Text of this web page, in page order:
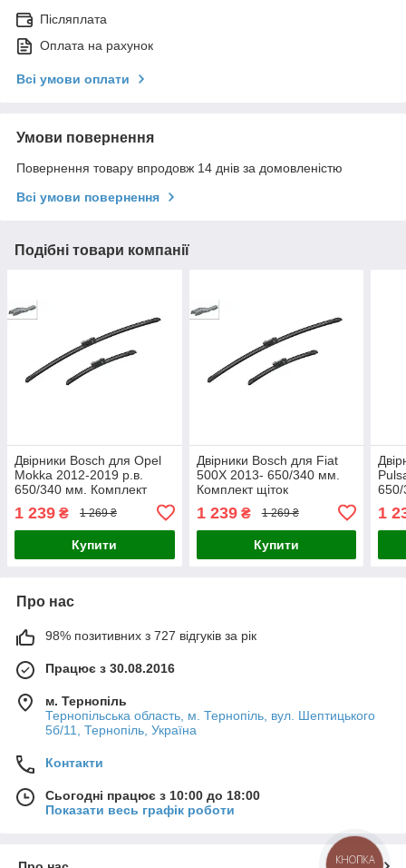
Післяплата
Оплата на рахунок
Всі умови оплати
Умови повернення
Повернення товару впродовж 14 днів за домовленістю
Всі умови повернення
Подібні товари компанії
Двірники Bosch для Opel
Mokka 2012-2019 р.в.
650/340 мм. Комплект
Aerotwin безкаркасних
1 239 ₴ 1 269 ₴
Купити
Двірники Bosch для Fiat
500X 2013- 650/340 мм.
Комплект щіток
безкаркасних
1 239₴ 1 269 ₴
Купити
1
Про нас
98% позитивних з 727 відгуків за рік
Працює з 30.08.2016
м. Тернопіль
Тернопільська область, м. Тернопіль, вул. Шептицького
5б/11, Тернопіль, Україна
Контакти
Сьогодні працює з 10:00 до 18:00
Показати весь графік роботи
КНОПКА